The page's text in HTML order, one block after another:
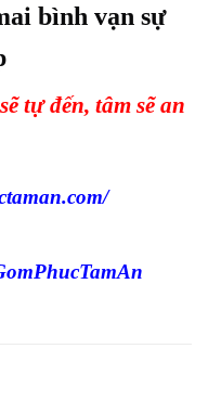
bình vạn sự
tự đến, tâm sẽ an
n